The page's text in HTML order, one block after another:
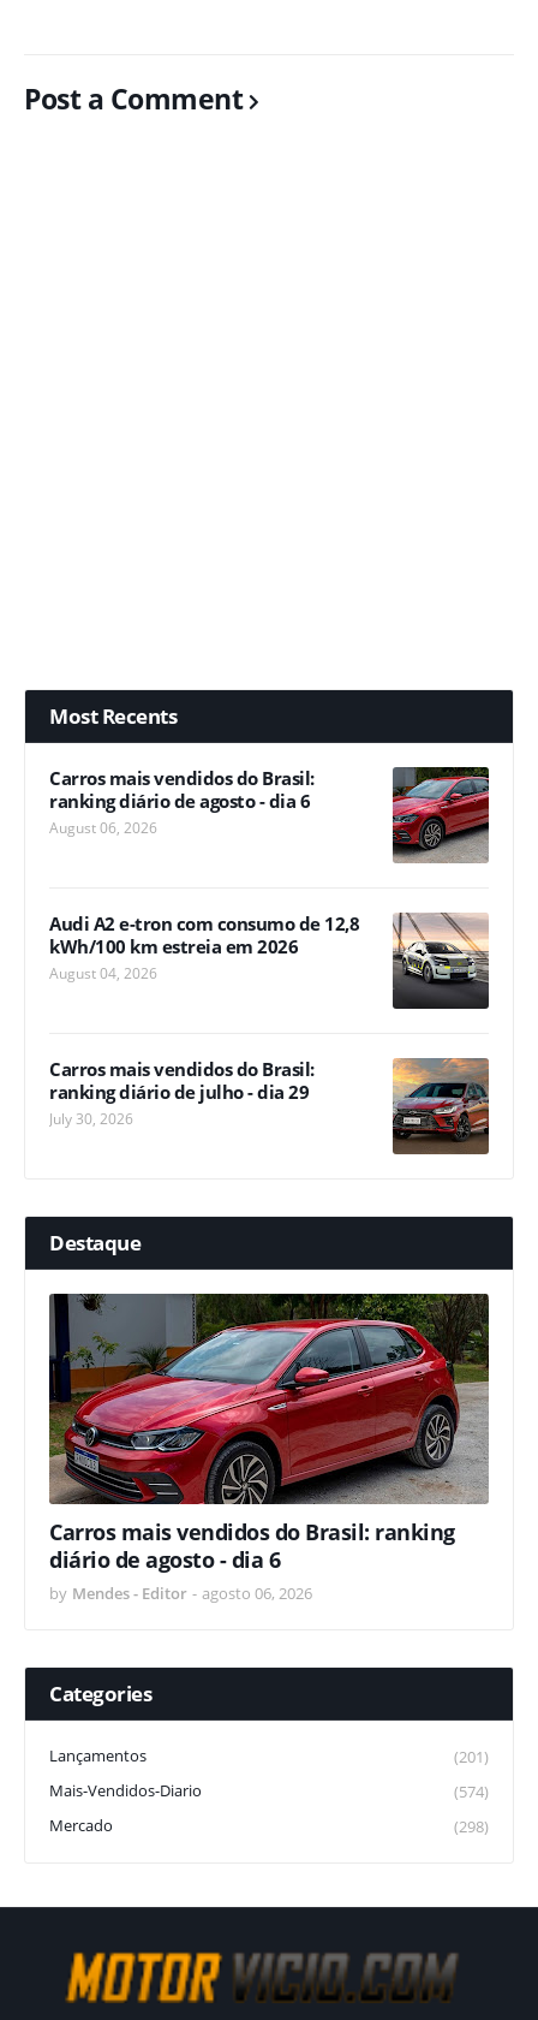
Post a Comment
Most Recents
Carros mais vendidos do Brasil:
ranking diário de agosto - dia 6
August 06, 2026
Audi A2 e-tron com consumo de 12,8
kWh/100 km estreia em 2026
August 04, 2026
Carros mais vendidos do Brasil:
ranking diário de julho - dia 29
July 30, 2026
Destaque
Carros mais vendidos do Brasil: ranking
diário de agosto - dia 6
by Mendes - Editor - agosto 06, 2026
Categories
Lançamentos
(201)
Mais-Vendidos-Diario
(574)
Mercado
(298)